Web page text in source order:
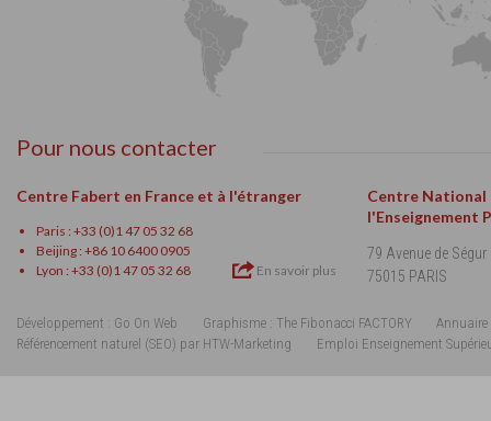
Pour nous contacter
Centre Fabert en France et à l'étranger
Paris : +33 (0)1 47 05 32 68
Beijing : +86 10 6400 0905
Lyon : +33 (0)1 47 05 32 68
En savoir plus
Centre National
l'Enseignement
79 Avenue de Ségur
75015 PARIS
Développement : Go On Web Graphisme : The Fibonacci FACTORY
Annuaire
Référencement naturel (SEO) par HTW-Marketing
Emploi Enseignement